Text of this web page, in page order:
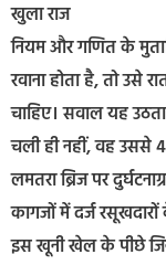
खुला राज
नियम और गणित के
रवाना होता है, तो उसे
चाहिए। सवाल यह
चली ही नहीं, वह उससे
लमतरा ब्रिज पर
कागजों में दर्ज
इस खूनी खेल के पीछे